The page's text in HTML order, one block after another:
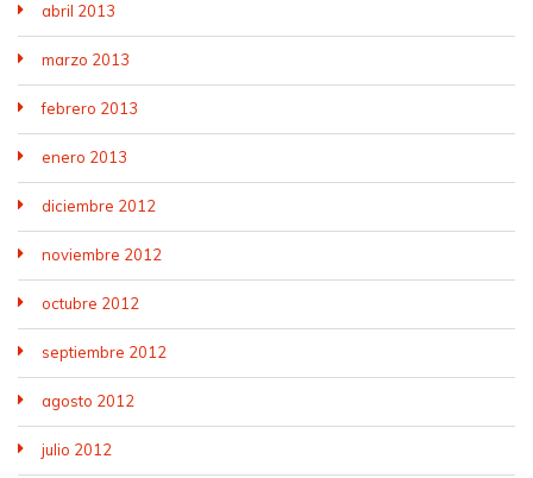
abril 2013
marzo 2013
febrero 2013
enero 2013
diciembre 2012
noviembre 2012
octubre 2012
septiembre 2012
agosto 2012
julio 2012